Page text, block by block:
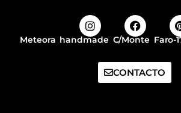
Meteora handmade C/Monte Faro-
CONTACTO